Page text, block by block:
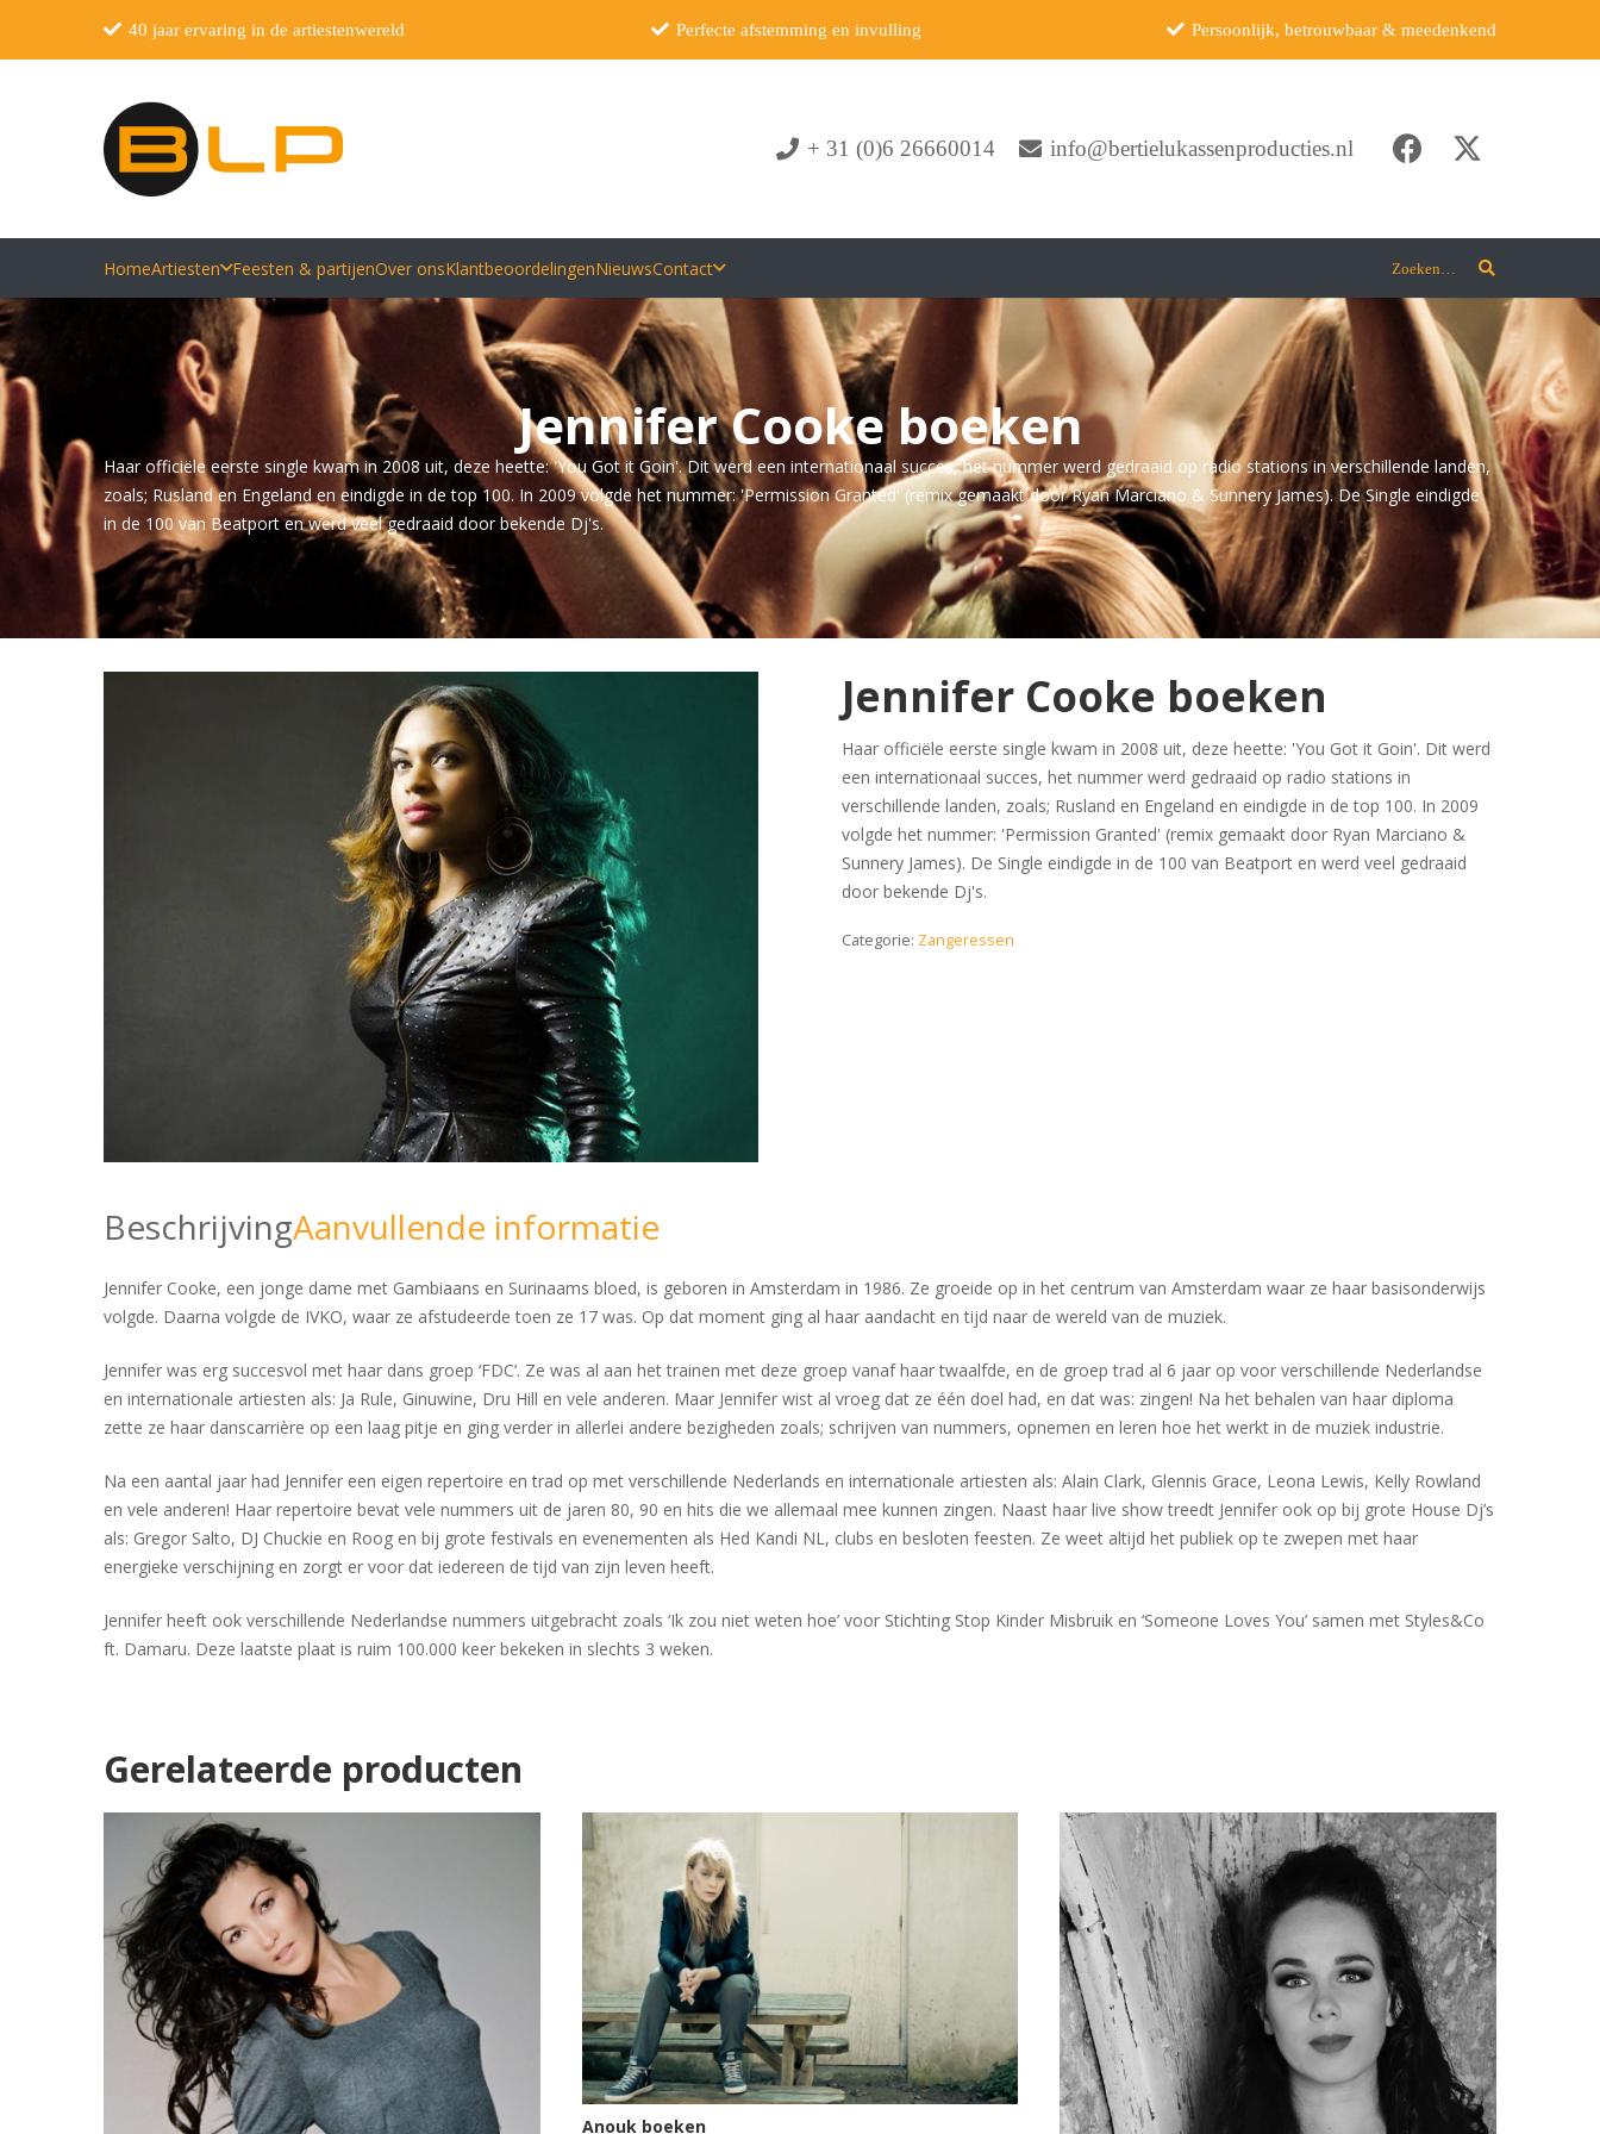
40 jaar ervaring in de artiestenwereld Perfecte afstemming en invulling Persoonlijk, betrouwbaar & meedenkend
+ 31 (0)6 26660014 info@bertielukassenproducties.nl
HomeArtiesten Feesten & partijenOver onsKlantbeoordelingenNieuwsContact Zoeken…
Jennifer Cooke boeken
Haar officiële eerste single kwam in 2008 uit, deze heette: 'You Got it Goin'. Dit werd een internationaal succes, het nummer werd gedraaid op radio stations in verschillende landen,
zoals; Rusland en Engeland en eindigde in de top 100. In 2009 volgde het nummer: 'Permission Granted' (remix gemaakt door Ryan Marciano & Sunnery James). De Single eindigde
in de 100 van Beatport en werd veel gedraaid door bekende Dj's.
Jennifer Cooke boeken
Haar officiële eerste single kwam in 2008 uit, deze heette: 'You Got it Goin'. Dit werd
een internationaal succes, het nummer werd gedraaid op radio stations in
verschillende landen, zoals; Rusland en Engeland en eindigde in de top 100. In 2009
volgde het nummer: 'Permission Granted' (remix gemaakt door Ryan Marciano &
Sunnery James). De Single eindigde in de 100 van Beatport en werd veel gedraaid
door bekende Dj's.
Categorie: Zangeressen
BeschrijvingAanvullende informatie
Jennifer Cooke, een jonge dame met Gambiaans en Surinaams bloed, is geboren in Amsterdam in 1986. Ze groeide op in het centrum van Amsterdam waar ze haar basisonderwijs
volgde. Daarna volgde de IVKO, waar ze afstudeerde toen ze 17 was. Op dat moment ging al haar aandacht en tijd naar de wereld van de muziek.
Jennifer was erg succesvol met haar dans groep ‘FDC’. Ze was al aan het trainen met deze groep vanaf haar twaalfde, en de groep trad al 6 jaar op voor verschillende Nederlandse
en internationale artiesten als: Ja Rule, Ginuwine, Dru Hill en vele anderen. Maar Jennifer wist al vroeg dat ze één doel had, en dat was: zingen! Na het behalen van haar diploma
zette ze haar danscarrière op een laag pitje en ging verder in allerlei andere bezigheden zoals; schrijven van nummers, opnemen en leren hoe het werkt in de muziek industrie.
Na een aantal jaar had Jennifer een eigen repertoire en trad op met verschillende Nederlands en internationale artiesten als: Alain Clark, Glennis Grace, Leona Lewis, Kelly Rowland
en vele anderen! Haar repertoire bevat vele nummers uit de jaren 80, 90 en hits die we allemaal mee kunnen zingen. Naast haar live show treedt Jennifer ook op bij grote House Dj’s
als: Gregor Salto, DJ Chuckie en Roog en bij grote festivals en evenementen als Hed Kandi NL, clubs en besloten feesten. Ze weet altijd het publiek op te zwepen met haar
energieke verschijning en zorgt er voor dat iedereen de tijd van zijn leven heeft.
Jennifer heeft ook verschillende Nederlandse nummers uitgebracht zoals ‘Ik zou niet weten hoe’ voor Stichting Stop Kinder Misbruik en ‘Someone Loves You’ samen met Styles&Co
ft. Damaru. Deze laatste plaat is ruim 100.000 keer bekeken in slechts 3 weken.
Gerelateerde producten
Anouk boeken